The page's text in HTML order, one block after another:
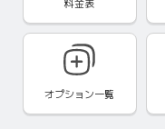
料金表
オプション一覧